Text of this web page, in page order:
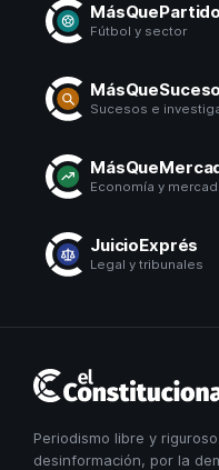
Fútbol y sector
Sucesos e
Economía y
JuicioExprés
Legal y tribunales
Periodismo libre y
desinformación, por la